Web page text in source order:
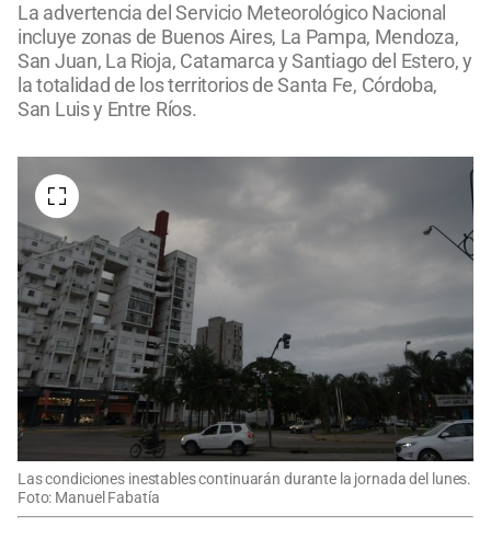
La advertencia del Servicio Meteorológico Nacional
incluye zonas de Buenos Aires, La Pampa, Mendoza,
San Juan, La Rioja, Catamarca y Santiago del Estero, y
la totalidad de los territorios de Santa Fe, Córdoba,
San Luis y Entre Ríos.
Las condiciones inestables continuarán durante la jornada del lunes.
Foto: Manuel Fabatía